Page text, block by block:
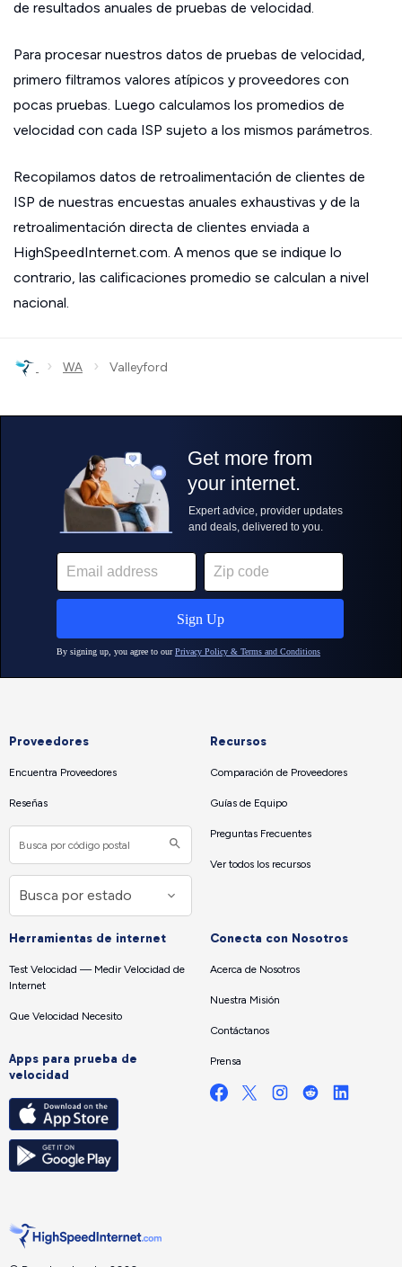
de resultados anuales de pruebas de velocidad.
Para procesar nuestros datos de pruebas de velocidad,
primero filtramos valores atípicos y proveedores con
pocas pruebas. Luego calculamos los promedios de
velocidad con cada ISP sujeto a los mismos parámetros.
Recopilamos datos de retroalimentación de clientes de
ISP de nuestras encuestas anuales exhaustivas y de la
retroalimentación directa de clientes enviada a
HighSpeedInternet.com. A menos que se indique lo
contrario, las calificaciones promedio se calculan a nivel
nacional.
› WA › Valleyford
Proveedores
Encuentra Proveedores
Reseñas
Recursos
Comparación de Proveedores
Guías de Equipo
Preguntas Frecuentes
Ver todos los recursos
Herramientas de internet
Test Velocidad — Medir Velocidad de
Internet
Que Velocidad Necesito
Apps para prueba de
velocidad
Conecta con Nosotros
Acerca de Nosotros
Nuestra Misión
Contáctanos
Prensa